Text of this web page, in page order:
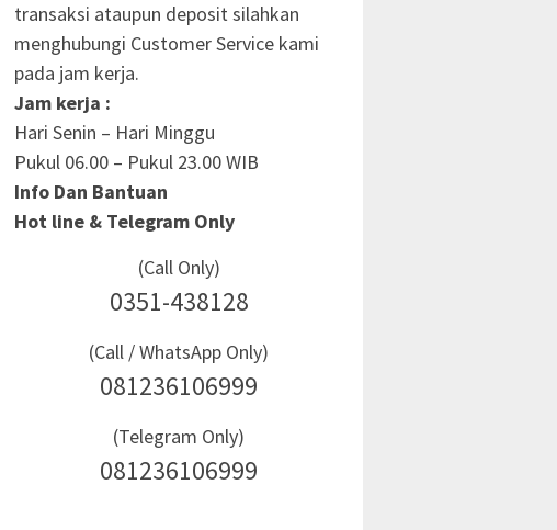
transaksi ataupun deposit silahkan
menghubungi Customer Service kami
pada jam kerja.
Jam kerja :
Hari Senin – Hari Minggu
Pukul 06.00 – Pukul 23.00 WIB
Info Dan Bantuan
Hot line & Telegram Only
(Call Only)
0351-438128
(Call / WhatsApp Only)
081236106999
(Telegram Only)
081236106999